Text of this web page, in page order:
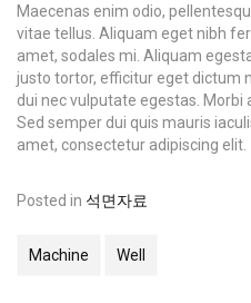
Maecenas enim odio,
vitae tellus. Aliquam eget nibh
amet, sodales mi. Aliquam
justo tortor, efficitur eget dictum
dui nec vulputate egestas. Morbi
Sed semper dui quis mauris
amet, consectetur adipiscing elit.
Posted in 석면자료
Machine Well